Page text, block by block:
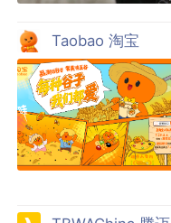
Taobao 淘宝